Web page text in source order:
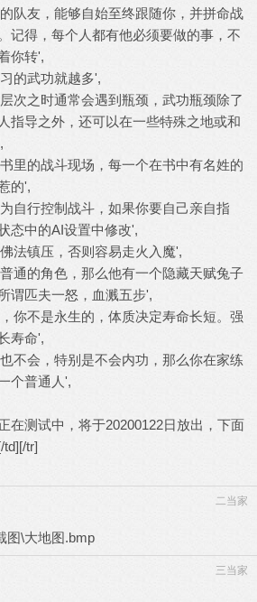
队友，能够自始至终跟随你，并拼命战
记得，每个人都有他必须要做的事，不
你转',
的武功就越多',
次之时通常会遇到瓶颈，武功瓶颈除了
指导之外，还可以在一些特殊之地或和
里的战斗现场，每一个在书中有名姓的
的',
自行控制战斗，如果你要自己亲自指
态中的AI设置中修改',
法镇压，否则容易走火入魔',
通的角色，那么他有一个隐藏天赋兔子
谓匹夫一怒，血溅五步',
你不是永生的，体质决定寿命长短。强
寿命',
不会，特别是不会内功，那么你在家练
个普通人',
在测试中，将于20200122日放出，下面
td][/tr]
二当家
图\大地图.bmp
三当家